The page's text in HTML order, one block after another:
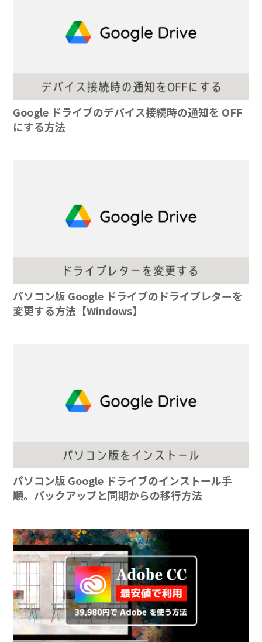
Google ドライブのデバイス接続時の通知を OFF
にする方法
パソコン版 Google ドライブのドライブレターを
変更する方法【Windows】
パソコン版 Google ドライブのインストール手
順。バックアップと同期からの移行方法